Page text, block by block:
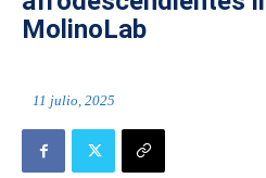
MolinoLab
11 julio, 2025